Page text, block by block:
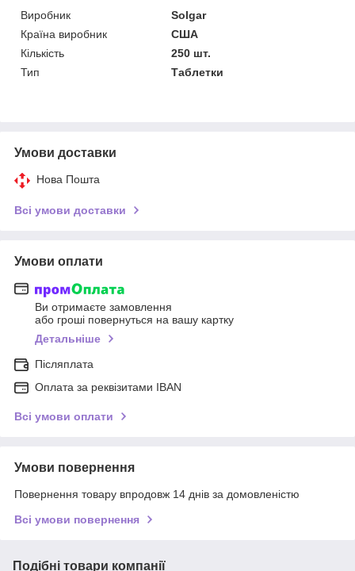
Виробник
Solgar
Країна виробник
США
Кількість
250 шт.
Тип
Таблетки
Умови доставки
Нова Пошта
Всі умови доставки
Умови оплати
Ви отримаєте замовлення
або гроші повернуться на вашу картку
Детальніше
Післяплата
Оплата за реквізитами IBAN
Всі умови оплати
Умови повернення
Повернення товару впродовж 14 днів за домовленістю
Всі умови повернення
Подібні товари компанії